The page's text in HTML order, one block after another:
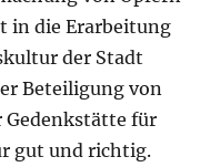
in die Erarbeitung
der Stadt
Beteiligung von
Gedenkstätte für
gut und richtig.